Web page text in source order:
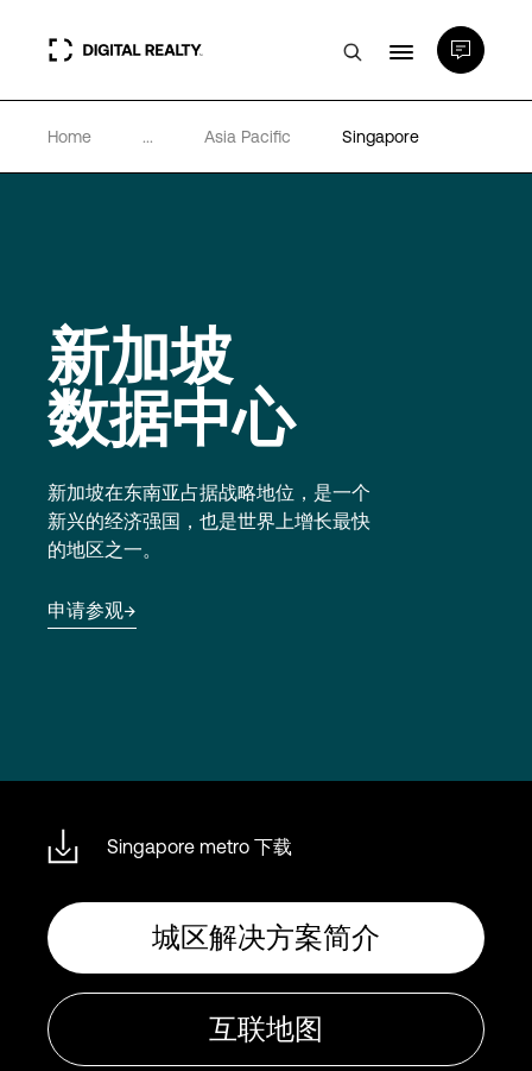
数据中心
专业知识和资源
Language
登录
Home ... Asia Pacific Singapore
新加坡
数据中心
新加坡在东南亚占据战略地位，是一个
新兴的经济强国，也是世界上增长最快
的地区之一。
申请参观
Singapore metro 下载
城区解决方案简介
互联地图